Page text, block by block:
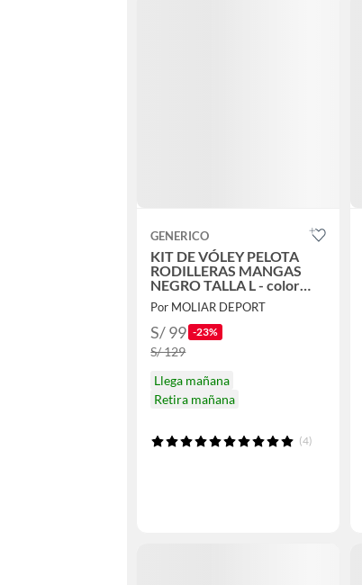
GENERICO
KIT DE VÓLEY PELOTA
RODILLERAS MANGAS
NEGRO TALLA L - color
aleatorio
Por MOLIAR DEPORT
S/ 99 -23%
S/ 129
Llega mañana
Retira mañana
(4)